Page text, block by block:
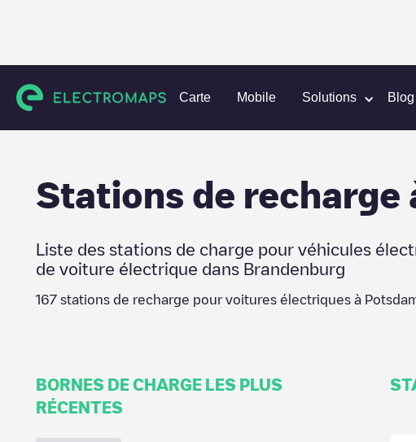
Carte Mobile Solutions Blog
Charging stations Allemagne Brandenburg Potsdam
Stations de recharge
Liste des stations de charge pour véhicules
de voiture électrique dans Brandenburg
167 stations de recharge pour voitures électriques à
BORNES DE CHARGE LES PLUS
RÉCENTES